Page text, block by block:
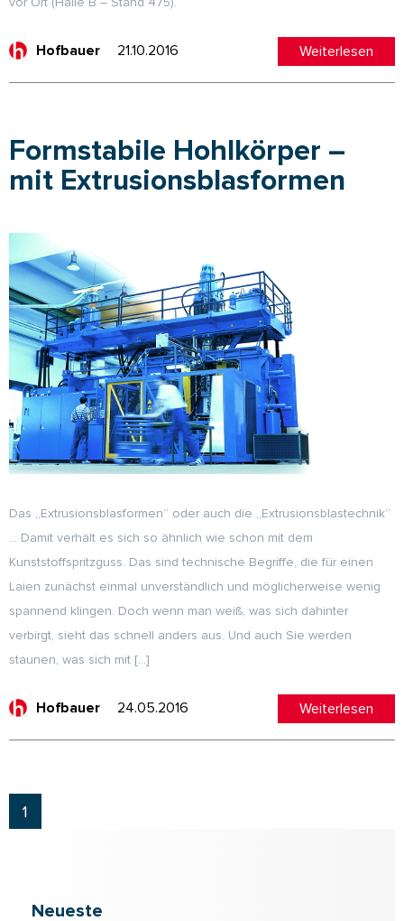
Hofbauer 21.10.2016 Weiterlesen
Formstabile Hohlkörper –
mit Extrusionsblasformen
Das „Extrusionsblasformen“ oder auch die „Extrusionsblastechnik“
… Damit verhält es sich so ähnlich wie schon mit dem
Kunststoffspritzguss. Das sind technische Begriffe, die für einen
Laien zunächst einmal unverständlich und möglicherweise wenig
spannend klingen. Doch wenn man weiß, was sich dahinter
verbirgt, sieht das schnell anders aus. Und auch Sie werden
staunen, was sich mit […]
Hofbauer 24.05.2016 Weiterlesen
1
Neueste